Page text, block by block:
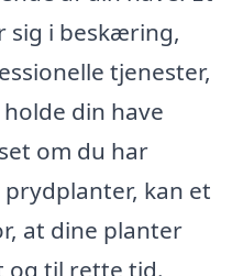
sig i beskæring,
tjenester,
din have
om du har
kan et
at dine planter
og til rette tid.